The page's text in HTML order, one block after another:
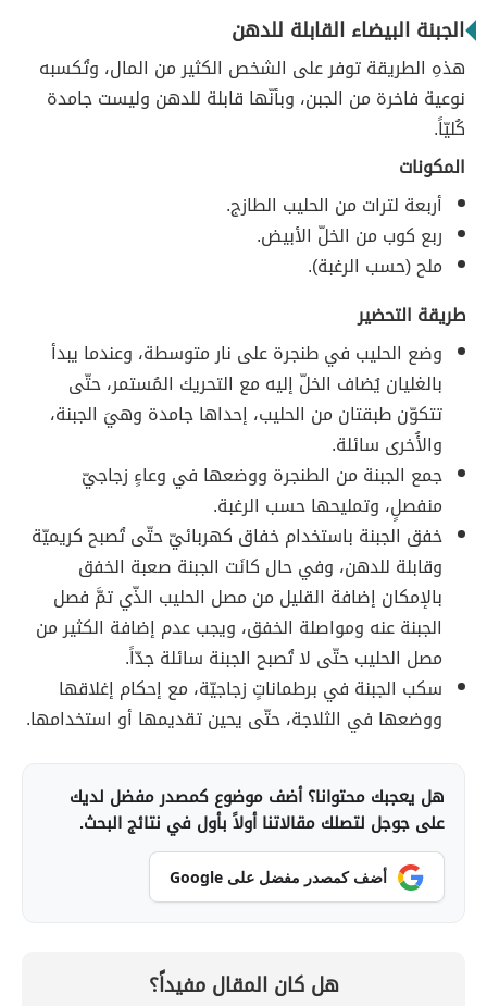
الجبنة البيضاء القابلة للدهن
هذهِ الطريقة توفر على الشخص الكثير من المال، وتُكسبه
نوعية فاخرة من الجبن، وبأنّها قابلة للدهن وليست جامدة
كُليّاً.
المكونات
أربعة لترات من الحليب الطازج.
ربع كوب من الخلّ الأبيض.
ملح (حسب الرغبة).
طريقة التحضير
وضع الحليب في طنجرة على نار متوسطة، وعندما يبدأ
بالغليان يُضاف الخلّ إليه مع التحريك المُستمر، حتّى
تتكوّن طبقتان من الحليب، إحداها جامدة وهيَ الجبنة،
والأُخرى سائلة.
جمع الجبنة من الطنجرة ووضعها في وعاءٍ زجاجيّ
منفصلٍ، وتمليحها حسب الرغبة.
خفق الجبنة باستخدام خفاق كهربائيّ حتّى تُصبح كريميّة
وقابلة للدهن، وفي حال كانَت الجبنة صعبة الخفق
بالإمكان إضافة القليل من مصل الحليب الذّي تمَّ فصل
الجبنة عنه ومواصلة الخفق، ويجب عدم إضافة الكثير من
مصل الحليب حتّى لا تُصبح الجبنة سائلة جدّاً.
سكب الجبنة في برطماناتٍ زجاجيّة، مع إحكام إغلاقها
ووضعها في الثلاجة، حتّى يحين تقديمها أو استخدامها.
هل يعجبك محتوانا؟ أضف موضوع كمصدر مفضل لديك
على جوجل لتصلك مقالاتنا أولاً بأول في نتائج البحث.
أضف كمصدر مفضل على Google
هل كان المقال مفيداً؟